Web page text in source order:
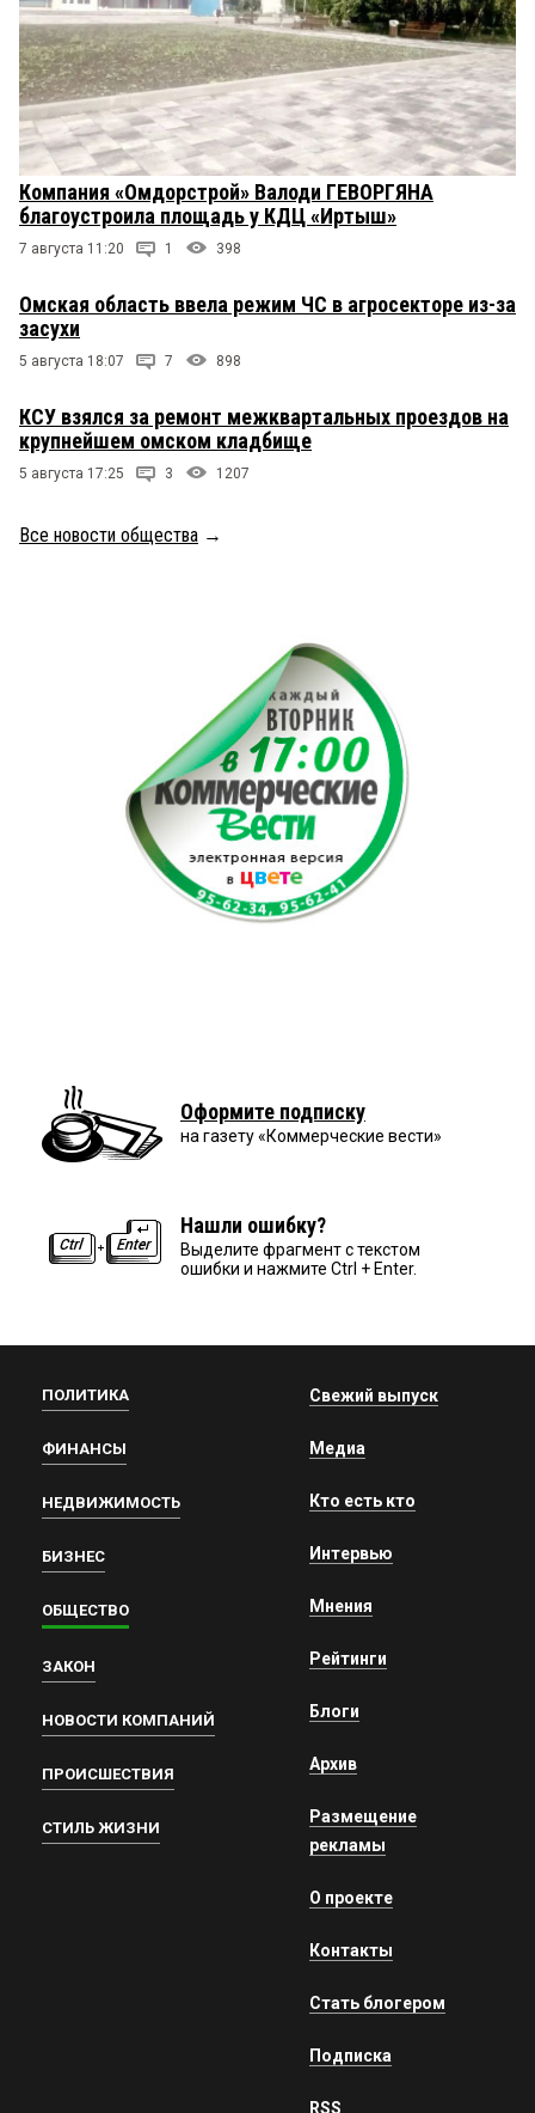
Компания «Омдорстрой» Валоди ГЕВОРГЯНА
благоустроила площадь у КДЦ «Иртыш»
7 августа 11:20 1 398
Омская область ввела режим ЧС в агросекторе из-за
засухи
5 августа 18:07 7 898
КСУ взялся за ремонт межквартальных проездов на
крупнейшем омском кладбище
5 августа 17:25 3 1207
Все новости общества →
Оформите подписку
на газету «Коммерческие вести»
Нашли ошибку?
Выделите фрагмент с текстом
ошибки и нажмите Ctrl + Enter.
ПОЛИТИКА
ФИНАНСЫ
НЕДВИЖИМОСТЬ
БИЗНЕС
ОБЩЕСТВО
ЗАКОН
НОВОСТИ КОМПАНИЙ
ПРОИСШЕСТВИЯ
СТИЛЬ ЖИЗНИ
Свежий выпуск
Медиа
Кто есть кто
Интервью
Мнения
Рейтинги
Блоги
Архив
Размещение
рекламы
О проекте
Контакты
Стать блогером
Подписка
RSS